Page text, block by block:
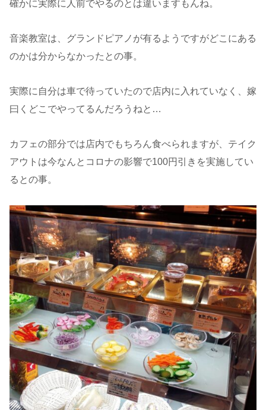
確かに実際に人前でやるのとは違いますもんね。
音楽教室は、グランドピアノが有るようですがどこにある
のかは分からなかったとの事。
実際に自分は車で待っていたので店内に入れていなく、嫁
曰くどこでやってるんだろうねと…
カフェの部分では店内でもちろん食べられますが、テイク
アウトは今なんとコロナの影響で100円引きを実施してい
るとの事。